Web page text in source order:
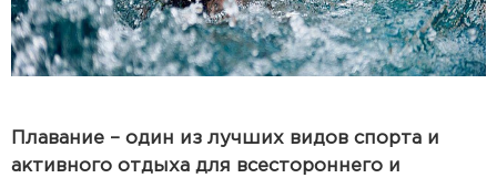
Плавание – один из лучших видов спорта и
активного отдыха для всестороннего и